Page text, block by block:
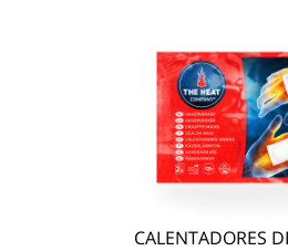
CALENTADORES